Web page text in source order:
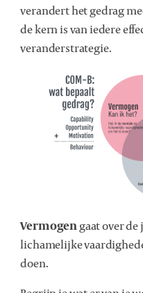
verandert het gedrag
de kern is van iedere
veranderstrategie.
Vermogengaat over
lichamelijke
doen.